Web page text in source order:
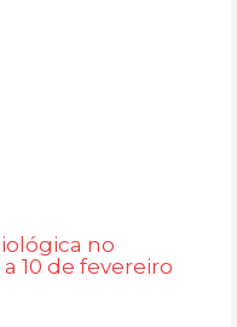
no
10 de fevereiro